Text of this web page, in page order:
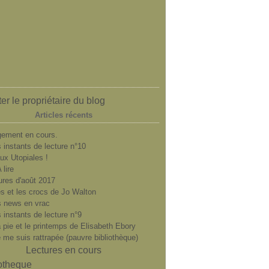
le propriétaire du blog
Articles récents
en cours.
instants de lecture n°10
Utopiales !
lire
d'août 2017
et les crocs de Jo Walton
news en vrac
instants de lecture n°9
pie et le printemps de Elisabeth Ebory
me suis rattrapée (pauvre bibliothèque)
Lectures en cours